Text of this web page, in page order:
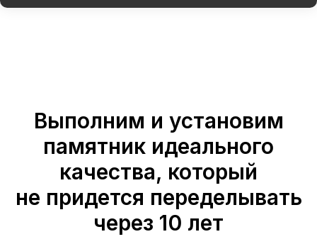
Выполним и установим
памятник идеального
качества, который
не придется переделывать
через 10 лет